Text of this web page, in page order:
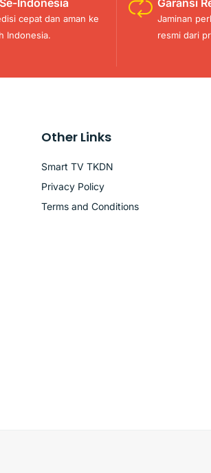
Indonesia
cepat dan aman ke
Indonesia.
Garansi
Jaminan
resmi dari
Other Links
Smart TV TKDN
Privacy Policy
Terms and Conditions